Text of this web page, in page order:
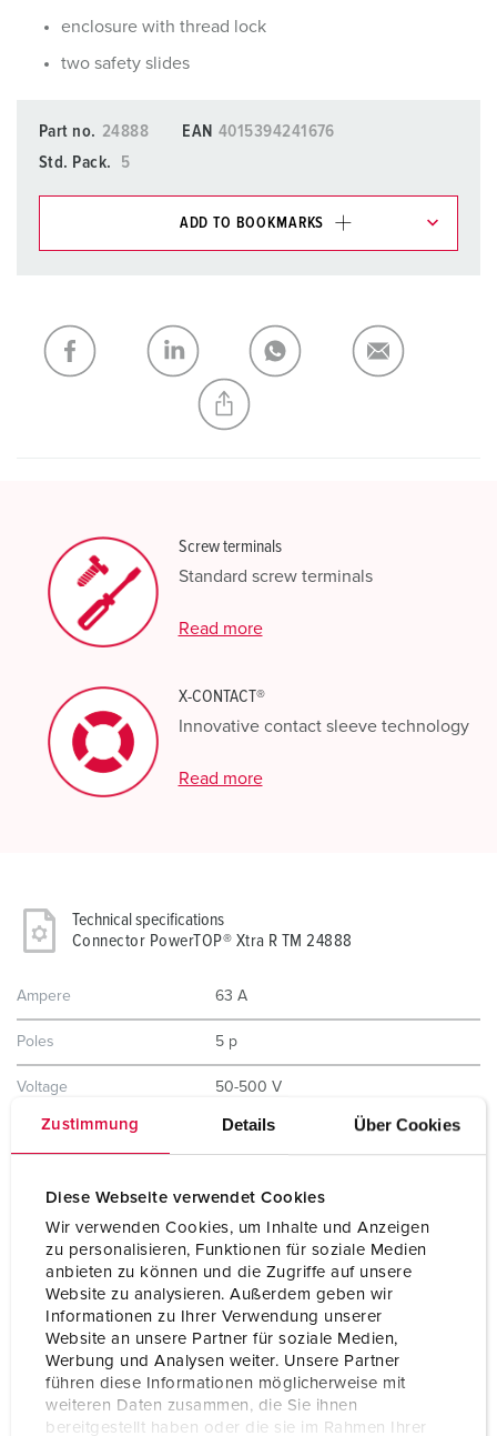
Zustimmung Details Über Cookies
Diese Webseite verwendet Cookies
Wir verwenden Cookies, um Inhalte und Anzeigen
zu personalisieren, Funktionen für soziale Medien
anbieten zu können und die Zugriffe auf unsere
Website zu analysieren. Außerdem geben wir
Informationen zu Ihrer Verwendung unserer
Website an unsere Partner für soziale Medien,
Werbung und Analysen weiter. Unsere Partner
führen diese Informationen möglicherweise mit
weiteren Daten zusammen, die Sie ihnen
bereitgestellt haben oder die sie im Rahmen Ihrer
enclosure with thread lock
two safety slides
Part no. 24888 EAN 4015394241676
Std. Pack.
5
ADD TO BOOKMARKS
My list ADD
CREATE A NEW LIST
Screw terminals
Standard screw terminals
Read more
X-CONTACT®
Innovative contact sleeve technology
Read more
Technical specifications
Connector PowerTOP® Xtra R TM 24888
Ampere 63 A
Poles 5 p
Voltage 50-500 V
Clock position 2 h
Connection technology Screw terminals
Contact
highly heat resistant contact carrier
nickel plated contacts
X-CONTACT
Protection type
Weight 880 g